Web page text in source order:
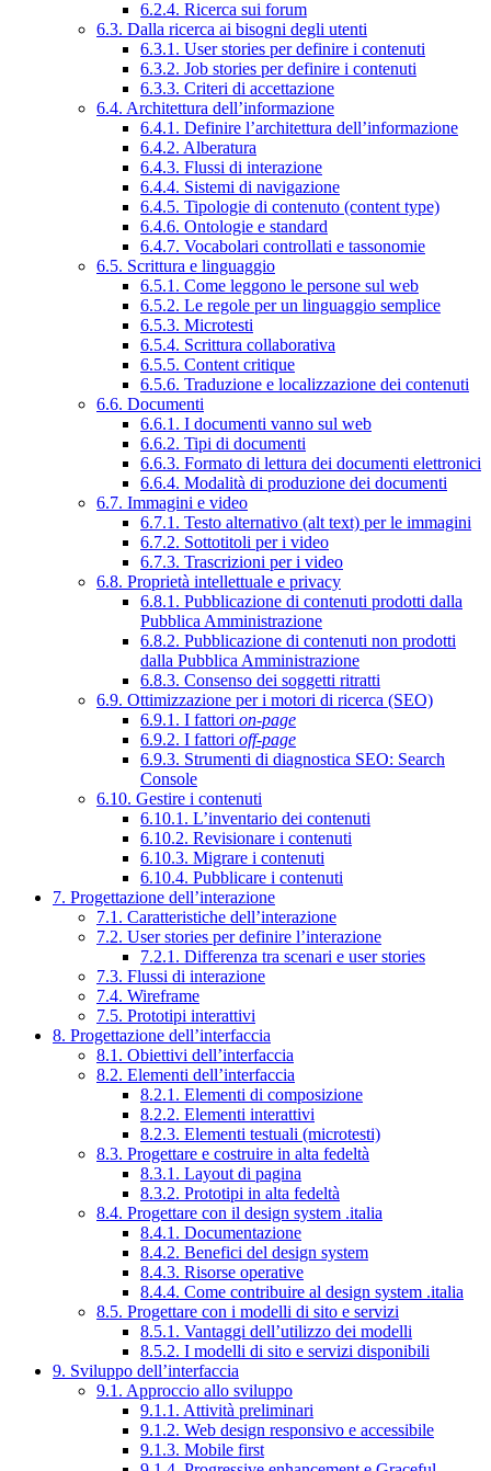
6.2.4. Ricerca sui forum
6.3. Dalla ricerca ai bisogni degli utenti
6.3.1. User stories per definire i contenuti
6.3.2. Job stories per definire i contenuti
6.3.3. Criteri di accettazione
6.4. Architettura dell’informazione
6.4.1. Definire l’architettura dell’informazione
6.4.2. Alberatura
6.4.3. Flussi di interazione
6.4.4. Sistemi di navigazione
6.4.5. Tipologie di contenuto (content type)
6.4.6. Ontologie e standard
6.4.7. Vocabolari controllati e tassonomie
6.5. Scrittura e linguaggio
6.5.1. Come leggono le persone sul web
6.5.2. Le regole per un linguaggio semplice
6.5.3. Microtesti
6.5.4. Scrittura collaborativa
6.5.5. Content critique
6.5.6. Traduzione e localizzazione dei contenuti
6.6. Documenti
6.6.1. I documenti vanno sul web
6.6.2. Tipi di documenti
6.6.3. Formato di lettura dei documenti elettronici
6.6.4. Modalità di produzione dei documenti
6.7. Immagini e video
6.7.1. Testo alternativo (alt text) per le immagini
6.7.2. Sottotitoli per i video
6.7.3. Trascrizioni per i video
6.8. Proprietà intellettuale e privacy
6.8.1. Pubblicazione di contenuti prodotti dalla
Pubblica Amministrazione
6.8.2. Pubblicazione di contenuti non prodotti
dalla Pubblica Amministrazione
6.8.3. Consenso dei soggetti ritratti
6.9. Ottimizzazione per i motori di ricerca (SEO)
6.9.1. I fattori on-page
6.9.2. I fattori off-page
6.9.3. Strumenti di diagnostica SEO: Search
Console
6.10. Gestire i contenuti
6.10.1. L’inventario dei contenuti
6.10.2. Revisionare i contenuti
6.10.3. Migrare i contenuti
6.10.4. Pubblicare i contenuti
7. Progettazione dell’interazione
7.1. Caratteristiche dell’interazione
7.2. User stories per definire l’interazione
7.2.1. Differenza tra scenari e user stories
7.3. Flussi di interazione
7.4. Wireframe
7.5. Prototipi interattivi
8. Progettazione dell’interfaccia
8.1. Obiettivi dell’interfaccia
8.2. Elementi dell’interfaccia
8.2.1. Elementi di composizione
8.2.2. Elementi interattivi
8.2.3. Elementi testuali (microtesti)
8.3. Progettare e costruire in alta fedeltà
8.3.1. Layout di pagina
8.3.2. Prototipi in alta fedeltà
8.4. Progettare con il design system .italia
8.4.1. Documentazione
8.4.2. Benefici del design system
8.4.3. Risorse operative
8.4.4. Come contribuire al design system .italia
8.5. Progettare con i modelli di sito e servizi
8.5.1. Vantaggi dell’utilizzo dei modelli
8.5.2. I modelli di sito e servizi disponibili
9. Sviluppo dell’interfaccia
9.1. Approccio allo sviluppo
9.1.1. Attività preliminari
9.1.2. Web design responsivo e accessibile
9.1.3. Mobile first